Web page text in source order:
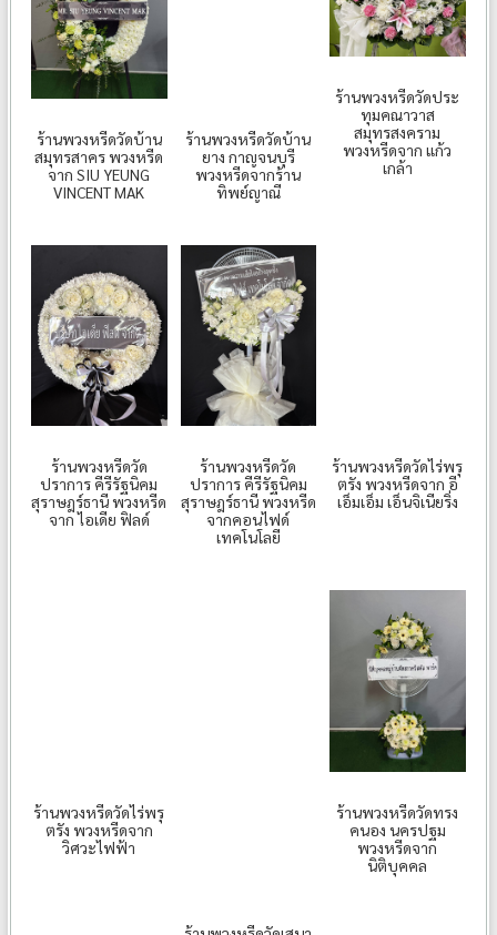
ร้านพวงหรีดวัดบ้าน
สมุทรสาคร พวงหรีด
จาก SIU YEUNG
VINCENT MAK
ร้านพวงหรีดวัดบ้าน
ยาง กาญจนบุรี
พวงหรีดจากร้าน
ทิพย์ญาณี
ร้านพวงหรีดวัดประ
ทุมคณาวาส
สมุทรสงคราม
พวงหรีดจาก แก้ว
เกล้า
ร้านพวงหรีดวัด
ปราการ คีรีรัฐนิคม
สุราษฎร์ธานี พวงหรีด
จาก ไอเดีย ฟิลด์
ร้านพวงหรีดวัด
ปราการ คีรีรัฐนิคม
สุราษฎร์ธานี พวงหรีด
จากคอนไฟด์
เทคโนโลยี
ร้านพวงหรีดวัดไร่พรุ
ตรัง พวงหรีดจาก อี
เอ็มเอ็ม เอ็นจิเนียริ่ง
ร้านพวงหรีดวัดไร่พรุ
ตรัง พวงหรีดจาก
วิศวะไฟฟ้า
ร้านพวงหรีดวัดทรง
คนอง นครปฐม
พวงหรีดจาก
นิติบุคคล